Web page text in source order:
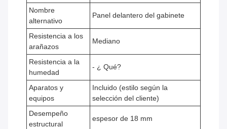
Nombre
alternativo
Panel delantero del gabinete
Resistencia a los
arañazos
Mediano
Resistencia a la
humedad
- ¿ Qué?
Aparatos y
equipos
Incluido (estilo según la
selección del cliente)
Desempeño
estructural
espesor de 18 mm